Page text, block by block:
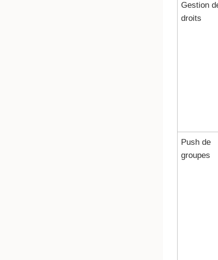
Gestion
droits
Push de
groupes